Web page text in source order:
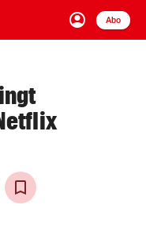
account_circle
Anmelden
Abo
close Schließen
arrow_right
arrow_right